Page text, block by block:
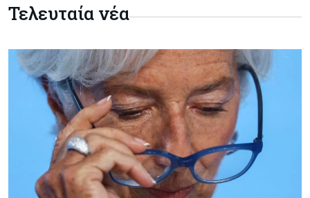
Τελευταία νέα